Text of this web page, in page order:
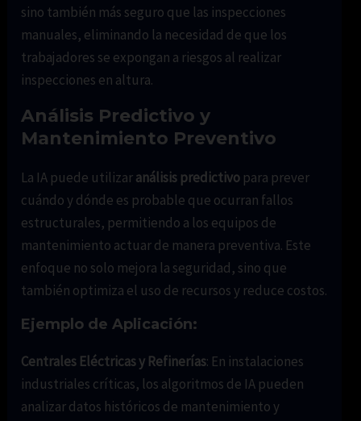
sino también más seguro que las inspecciones
manuales, eliminando la necesidad de que los
trabajadores se expongan a riesgos al realizar
inspecciones en altura.
Análisis Predictivo y
Mantenimiento Preventivo
La IA puede utilizaranálisis predictivo para prever
cuándo y dónde es probable que ocurran fallos
estructurales, permitiendo a los equipos de
mantenimiento actuar de manera preventiva. Este
enfoque no solo mejora la seguridad, sino que
también optimiza el uso de recursos y reduce costos.
Ejemplo de Aplicación:
Centrales Eléctricas y Refinerías: En instalaciones
industriales críticas, los algoritmos de IA pueden
analizar datos históricos de mantenimiento y